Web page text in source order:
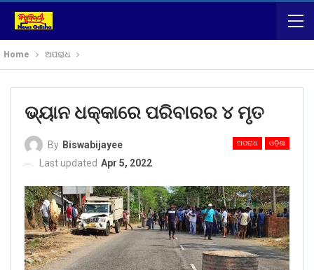
Home ଅପରାଧ
ଭ୍ୟାନ ଧକ୍କାରେ ପରିବାରର ୪ ମୃତ
ଅପରାଧ ଓଡ଼ିଶା
By Biswabijayee
Last updated Apr 5, 2022